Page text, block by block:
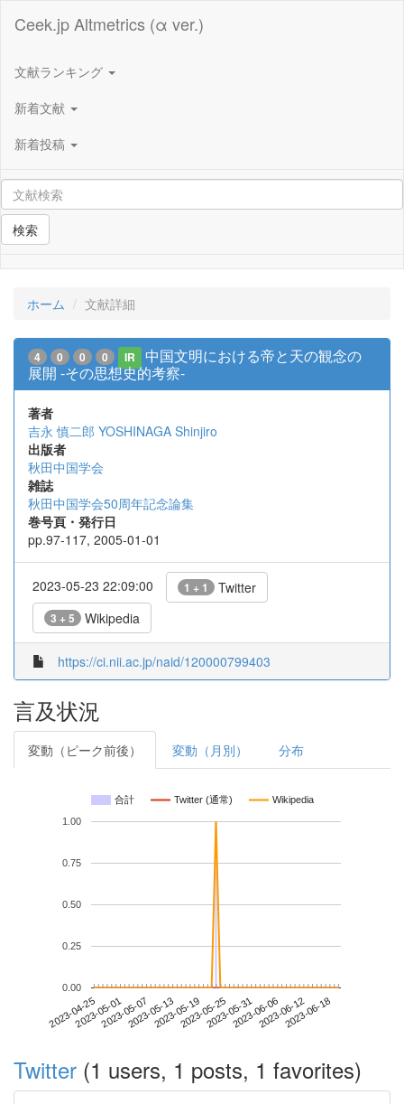
Ceek.jp Altmetrics (α ver.)
文献ランキング
新着文献
新着投稿
検索
ホーム 文献詳細
4 0 0 0 IR
中国文明における帝と天の観念の
展開 -その思想史的考察-
著者
吉永 慎二郎 YOSHINAGA Shinjiro
出版者
秋田中国学会
雑誌
秋田中国学会50周年記念論集
巻号頁・発行日
pp.97-117, 2005-01-01
2023-05-23 22:09:00 1 + 1 Twitter
3 + 5 Wikipedia
https://ci.nii.ac.jp/naid/120000799403
言及状況
変動（ピーク前後） 変動（月別） 分布
合計 Twitter (通常) Wikipedia
2023-04-252023-05-012023-05-072023-05-132023-05-192023-05-252023-05-312023-06-062023-06-122023-06-18
0.00
0.25
0.50
0.75
1.00
Twitter (1 users, 1 posts, 1 favorites)